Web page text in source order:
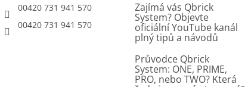
00420 731 941 570
00420 731 941 570
Zajímá vás Qbrick
System? Objevte
oficiální YouTube kanál
plný tipů a návodů
Průvodce Qbrick
System: ONE, PRIME,
PRO, nebo TWO? Která